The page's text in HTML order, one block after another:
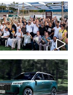
המילון
הכלכלי
פודקאסט
40
UNDER